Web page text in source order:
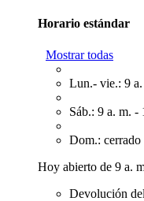
Horario estándar
Mostrar todas
Lun.- vie.: 9
Sáb.: 9 a. m. -
Dom.: cerrado
Hoy abierto de 9 a.
Devolución